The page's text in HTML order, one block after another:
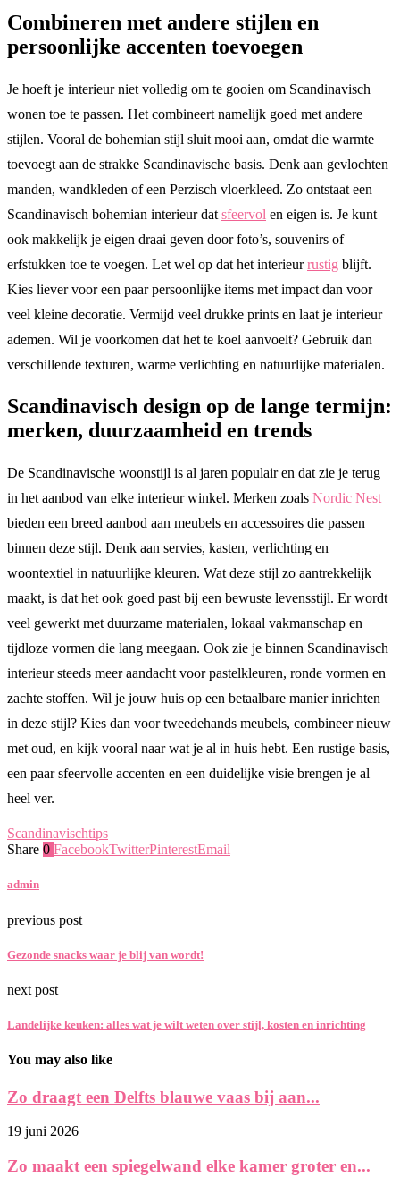
Combineren met andere stijlen en
persoonlijke accenten toevoegen
Je hoeft je interieur niet volledig om te gooien om Scandinavisch
wonen toe te passen. Het combineert namelijk goed met andere
stijlen. Vooral de bohemian stijl sluit mooi aan, omdat die warmte
toevoegt aan de strakke Scandinavische basis. Denk aan gevlochten
manden, wandkleden of een Perzisch vloerkleed. Zo ontstaat een
Scandinavisch bohemian interieur dat sfeervol en eigen is. Je kunt
ook makkelijk je eigen draai geven door foto’s, souvenirs of
erfstukken toe te voegen. Let wel op dat het interieurrustig blijft.
Kies liever voor een paar persoonlijke items met impact dan voor
veel kleine decoratie. Vermijd veel drukke prints en laat je interieur
ademen. Wil je voorkomen dat het te koel aanvoelt? Gebruik dan
verschillende texturen, warme verlichting en natuurlijke materialen.
Scandinavisch design op de lange termijn:
merken, duurzaamheid en trends
De Scandinavische woonstijl is al jaren populair en dat zie je terug
in het aanbod van elke interieur winkel. Merken zoals Nordic Nest
bieden een breed aanbod aan meubels en accessoires die passen
binnen deze stijl. Denk aan servies, kasten, verlichting en
woontextiel in natuurlijke kleuren. Wat deze stijl zo aantrekkelijk
maakt, is dat het ook goed past bij een bewuste levensstijl. Er wordt
veel gewerkt met duurzame materialen, lokaal vakmanschap en
tijdloze vormen die lang meegaan. Ook zie je binnen Scandinavisch
interieur steeds meer aandacht voor pastelkleuren, ronde vormen en
zachte stoffen. Wil je jouw huis op een betaalbare manier inrichten
in deze stijl? Kies dan voor tweedehands meubels, combineer nieuw
met oud, en kijk vooral naar wat je al in huis hebt. Een rustige basis,
een paar sfeervolle accenten en een duidelijke visie brengen je al
heel ver.
Scandinavischtips
Share 0 FacebookTwitterPinterestEmail
admin
previous post
Gezonde snacks waar je blij van wordt!
next post
Landelijke keuken: alles wat je wilt weten over stijl, kosten en inrichting
You may also like
Zo draagt een Delfts blauwe vaas bij aan...
19 juni 2026
Zo maakt een spiegelwand elke kamer groter en...